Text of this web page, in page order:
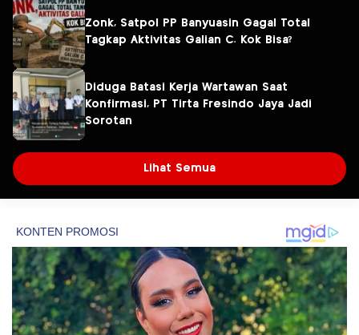
Zonk, Satpol PP Banyuasin Gagal Total
Tagkap Aktivitas Galian C. Kok Bisa?
Diduga Batasi Kerja Wartawan Saat
Konfirmasi, PT Tirta Fresindo Jaya Jadi
Sorotan
Lihat Semua